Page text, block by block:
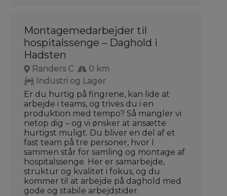
Montagemedarbejder til
hospitalssenge – Daghold i
Hadsten
Randers C
0 km
Industri og Lager
Er du hurtig på fingrene, kan lide at
arbejde i teams, og trives du i en
produktion med tempo? Så mangler vi
netop dig – og vi ønsker at ansætte
hurtigst muligt. Du bliver en del af et
fast team på tre personer, hvor I
sammen står for samling og montage af
hospitalssenge. Her er samarbejde,
struktur og kvalitet i fokus, og du
kommer til at arbejde på daghold med
gode og stabile arbejdstider.